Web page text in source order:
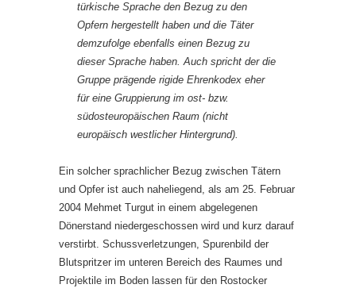
türkische Sprache den Bezug zu den
Opfern hergestellt haben und die Täter
demzufolge ebenfalls einen Bezug zu
dieser Sprache haben. Auch spricht der die
Gruppe prägende rigide Ehrenkodex eher
für eine Gruppierung im ost- bzw.
südosteuropäischen Raum (nicht
europäisch westlicher Hintergrund).
Ein solcher sprachlicher Bezug zwischen Tätern
und Opfer ist auch naheliegend, als am 25. Februar
2004 Mehmet Turgut in einem abgelegenen
Dönerstand niedergeschossen wird und kurz darauf
verstirbt. Schussverletzungen, Spurenbild der
Blutspritzer im unteren Bereich des Raumes und
Projektile im Boden lassen für den Rostocker